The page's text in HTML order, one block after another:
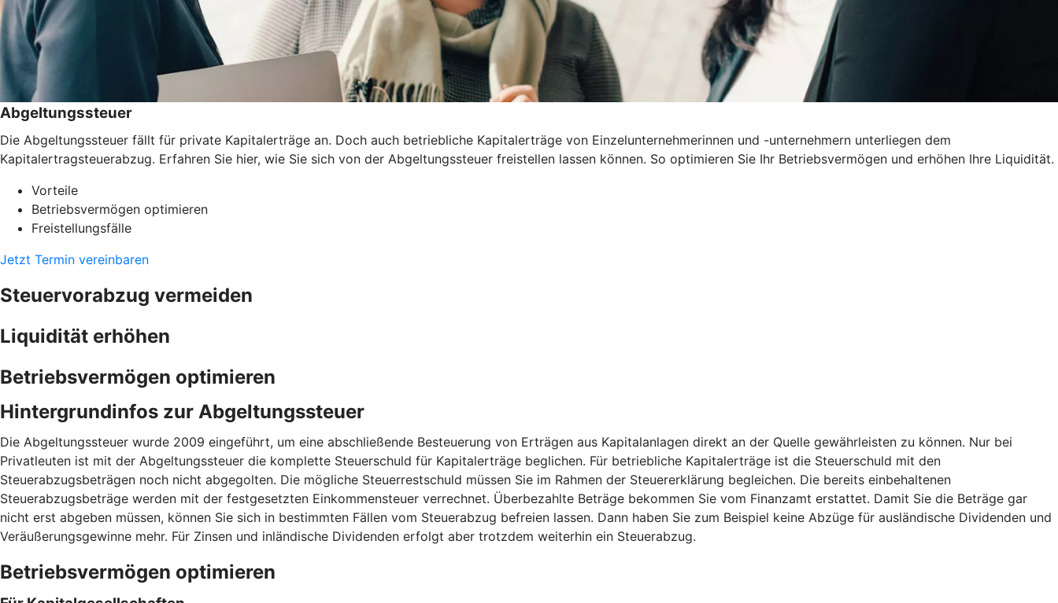
Abgeltungssteuer
Die Abgeltungssteuer fällt für private Kapitalerträge an. Doch auch betriebliche Kapitalerträge von Einzelunternehmerinnen und -unternehmern unterliegen dem
Kapitalertragsteuerabzug. Erfahren Sie hier, wie Sie sich von der Abgeltungssteuer freistellen lassen können. So optimieren Sie Ihr Betriebsvermögen und erhöhen Ihre Liquidität.
Vorteile
Betriebsvermögen optimieren
Freistellungsfälle
Jetzt Termin vereinbaren
Steuervorabzug vermeiden
Liquidität erhöhen
Betriebsvermögen optimieren
Hintergrundinfos zur Abgeltungssteuer
Die Abgeltungssteuer wurde 2009 eingeführt, um eine abschließende Besteuerung von Erträgen aus Kapitalanlagen direkt an der Quelle gewährleisten zu können. Nur bei
Privatleuten ist mit der Abgeltungssteuer die komplette Steuerschuld für Kapitalerträge beglichen. Für betriebliche Kapitalerträge ist die Steuerschuld mit den
Steuerabzugsbeträgen noch nicht abgegolten. Die mögliche Steuerrestschuld müssen Sie im Rahmen der Steuererklärung begleichen. Die bereits einbehaltenen
Steuerabzugsbeträge werden mit der festgesetzten Einkommensteuer verrechnet. Überbezahlte Beträge bekommen Sie vom Finanzamt erstattet. Damit Sie die Beträge gar
nicht erst abgeben müssen, können Sie sich in bestimmten Fällen vom Steuerabzug befreien lassen. Dann haben Sie zum Beispiel keine Abzüge für ausländische Dividenden und
Veräußerungsgewinne mehr. Für Zinsen und inländische Dividenden erfolgt aber trotzdem weiterhin ein Steuerabzug.
Betriebsvermögen optimieren